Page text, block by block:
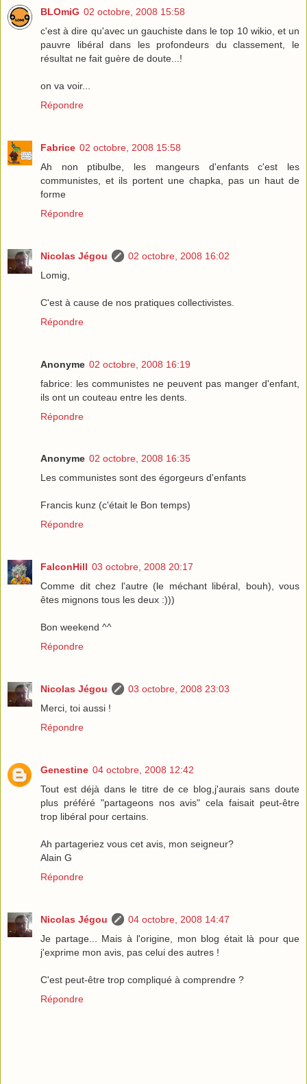
BLOmiG 02 octobre, 2008 15:58
c'est à dire qu'avec un gauchiste dans le top 10 wikio, et un
pauvre libéral dans les profondeurs du classement, le
résultat ne fait guère de doute...!
on va voir...
Répondre
Fabrice 02 octobre, 2008 15:58
Ah non ptibulbe, les mangeurs d'enfants c'est les
communistes, et ils portent une chapka, pas un haut de
forme
Répondre
Nicolas Jégou
02 octobre, 2008 16:02
Lomig,
C'est à cause de nos pratiques collectivistes.
Répondre
Anonyme 02 octobre, 2008 16:19
fabrice: les communistes ne peuvent pas manger d'enfant,
ils ont un couteau entre les dents.
Répondre
Anonyme 02 octobre, 2008 16:35
Les communistes sont des égorgeurs d'enfants
Francis kunz (c'était le Bon temps)
Répondre
FalconHill 03 octobre, 2008 20:17
Comme dit chez l'autre (le méchant libéral, bouh), vous
êtes mignons tous les deux :)))
Bon weekend ^^
Répondre
Nicolas Jégou
03 octobre, 2008 23:03
Merci, toi aussi !
Répondre
Genestine 04 octobre, 2008 12:42
Tout est déjà dans le titre de ce blog,j'aurais sans doute
plus préféré "partageons nos avis" cela faisait peut-être
trop libéral pour certains.
Ah partageriez vous cet avis, mon seigneur?
Alain G
Répondre
Nicolas Jégou
04 octobre, 2008 14:47
Je partage... Mais à l'origine, mon blog était là pour que
j'exprime mon avis, pas celui des autres !
C'est peut-être trop compliqué à comprendre ?
Répondre